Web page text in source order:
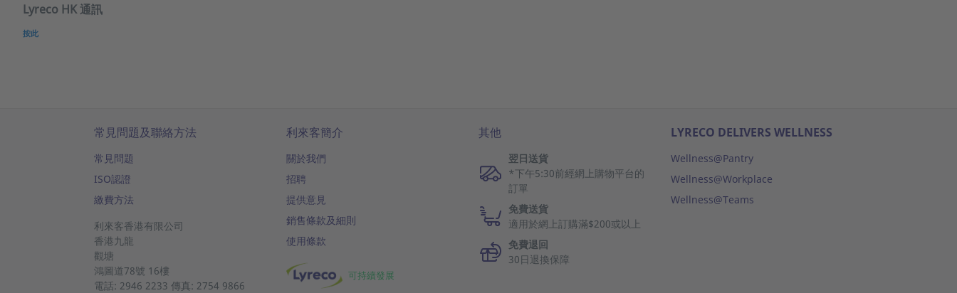
Lyreco HK 通訊
按此
常見問題及聯絡方法
常見問題
ISO認證
繳費方法
利來客香港有限公司
香港九龍
觀塘
鴻圖道78號 16樓
電話: 2946 2233 傳真: 2754 9866
利來客簡介
關於我們
招聘
提供意見
銷售條款及細則
使用條款
可持續發展
其他
翌日送貨
*下午5:30前經網上購物平台的
訂單
免費送貨
適用於網上訂購滿$200或以上
免費退回
30日退換保障
LYRECO DELIVERS WELLNESS
Wellness@Pantry
Wellness@Workplace
Wellness@Teams